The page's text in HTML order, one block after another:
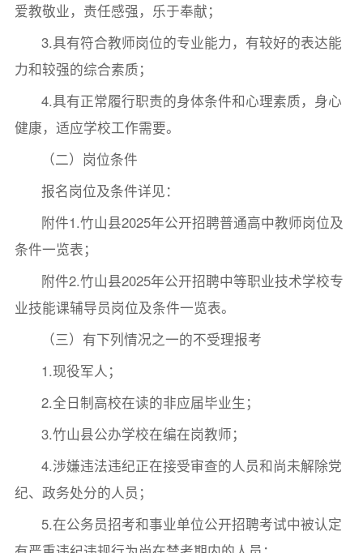
爱教敬业，责任感强，乐于奉献；
3.具有符合教师岗位的专业能力，有较好的表达能
力和较强的综合素质；
4.具有正常履行职责的身体条件和心理素质，身心
健康，适应学校工作需要。
（二）岗位条件
报名岗位及条件详见：
附件1.竹山县2025年公开招聘普通高中教师岗位及
条件一览表；
附件2.竹山县2025年公开招聘中等职业技术学校专
业技能课辅导员岗位及条件一览表。
（三）有下列情况之一的不受理报考
1.现役军人；
2.全日制高校在读的非应届毕业生；
3.竹山县公办学校在编在岗教师；
4.涉嫌违法违纪正在接受审查的人员和尚未解除党
纪、政务处分的人员；
5.在公务员招考和事业单位公开招聘考试中被认定